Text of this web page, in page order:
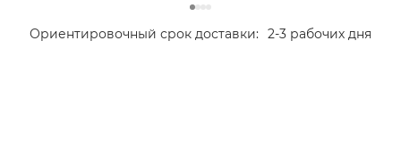
Ориентировочный срок доставки: 2-3 рабочих дня